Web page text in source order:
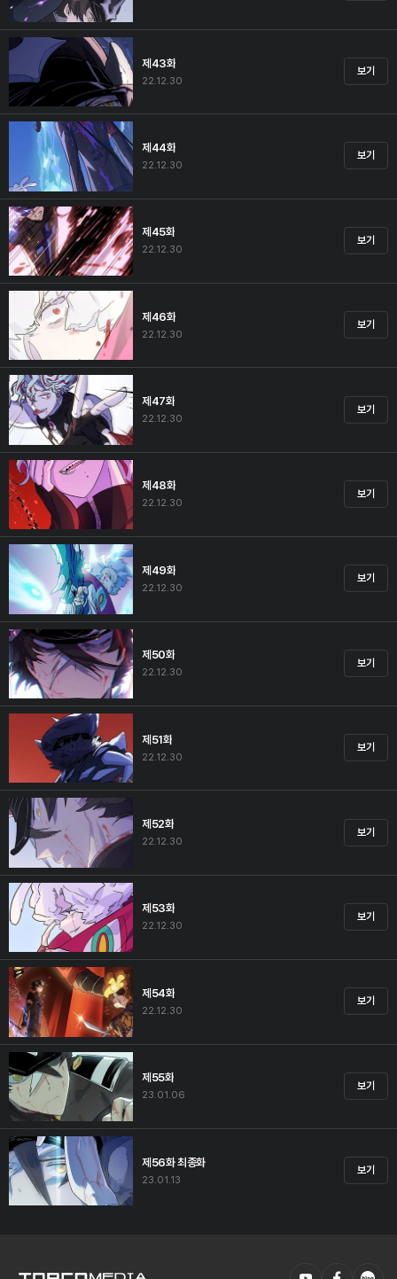
제43화
22.12.30
보기
제44화
22.12.30
보기
제45화
22.12.30
보기
제46화
22.12.30
보기
제47화
22.12.30
보기
제48화
22.12.30
보기
제49화
22.12.30
보기
제50화
22.12.30
보기
제51화
22.12.30
보기
제52화
22.12.30
보기
제53화
22.12.30
보기
제54화
22.12.30
보기
제55화
23.01.06
보기
제56화 최종화
23.01.13
보기